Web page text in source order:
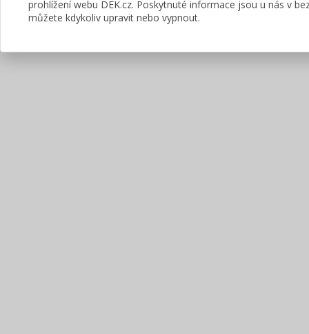
prohlížení webu DEK.cz. Poskytnuté informace jsou u nás v
můžete kdykoliv upravit nebo vypnout.